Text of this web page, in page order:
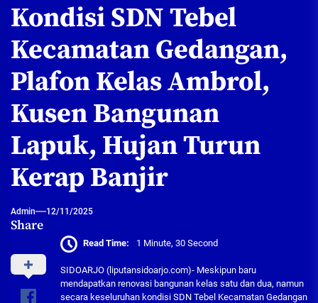
Kondisi SDN Tebel
Kecamatan Gedangan,
Plafon Kelas Ambrol,
Kusen Bangunan
Lapuk, Hujan Turun
Kerap Banjir
Admin 12/11/2025
Share
Read Time: 1 Minute, 30 Second
SIDOARJO (liputansidoarjo.com)- Meskipun baru
mendapatkan renovasi bangunan kelas satu dan dua, namun
secara keseluruhan kondisi SDN Tebel Kecamatan Gedangan